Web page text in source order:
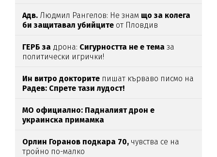
Адв. Людмил Рангелов: Не знам що за колега
би защитавал убийците от Пловдив
ГЕРБ за дрона: Сигурността не е темаза
политически игрички!
Ин витро докторите пишат кърваво писмо на
Радев: Спрете тази лудост!
МО официално: Падналият дрон е
украинска примамка
Орлин Горанов подкара 70, чувства се на
тройно по-малко